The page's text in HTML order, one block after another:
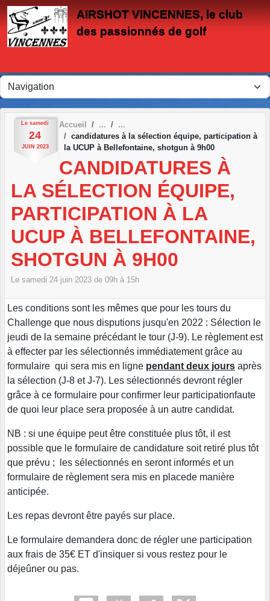
AIRSHOT VINCENNES, le club
des passionnés de golf
Le samedi
24
JUIN 2023
Accueil
candidatures à la sélection équipe, participation à
la UCUP à Bellefontaine, shotgun à 9h00
CANDIDATURES À
LA SÉLECTION ÉQUIPE,
PARTICIPATION À LA
UCUP À BELLEFONTAINE,
SHOTGUN À 9H00
Le samedi 24 juin 2023 de 09h à 15h
Les conditions sont les mêmes que pour les tours du
Challenge que nous disputions jusqu'en 2022 : Sélection le
jeudi de la semaine précédant le tour (J-9). Le règlement est
à effecter par les sélectionnés immédiatement grâce au
formulaire qui sera mis en ligne pendant deux jours après
la sélection (J-8 et J-7). Les sélectionnés devront régler
grâce à ce formulaire pour confirmer leur participationfaute
de quoi leur place sera proposée à un autre candidat.
NB : si une équipe peut être constituée plus tôt, il est
possible que le formulaire de candidature soit retiré plus tôt
que prévu ; les sélectionnés en seront informés et un
formulaire de règlement sera mis en placede manière
anticipée.
Les repas devront être payés sur place.
Le formulaire demandera donc de régler une participation
aux frais de 35€ ET d'insiquer si vous restez pour le
déjeûner ou pas.
Panneau de gestion des cookies